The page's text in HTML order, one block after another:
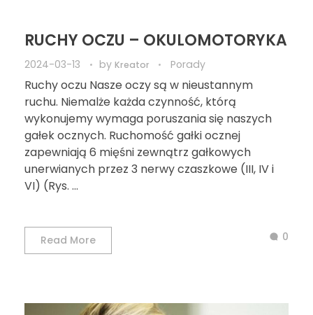
RUCHY OCZU – OKULOMOTORYKA
2024-03-13 by Kreator Porady
Ruchy oczu Nasze oczy są w nieustannym
ruchu. Niemalże każda czynność, którą
wykonujemy wymaga poruszania się naszych
gałek ocznych. Ruchomość gałki ocznej
zapewniają 6 mięśni zewnątrz gałkowych
unerwianych przez 3 nerwy czaszkowe (III, IV i
VI) (Rys. ...
Read More 0